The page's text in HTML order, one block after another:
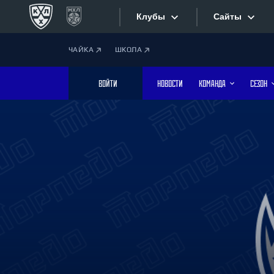
Клубы
Дивизион Боброва
Лада
Сайты
Фотобанк
ЧАЙКА ШКОЛА
ВОЙТИ НОВОСТИ КОМАНДА СЕЗОН